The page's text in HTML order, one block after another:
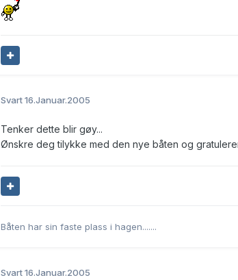
Svart16.Januar.2005
Tenker dette blir gøy...
Ønskre deg tilykke med den nye båten og
Båten har sin faste plass i hagen.......
Svart16.Januar.2005